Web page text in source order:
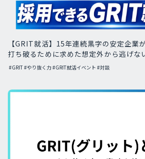
【GRIT就活】15年連続黒字の安定企業
打ち破るために求めた想定外から逃げな
#GRIT#やり抜く力#GRIT就活イベント #対談